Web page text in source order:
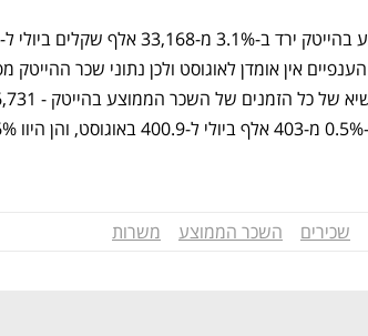
שכירים השכר הממוצע משרות